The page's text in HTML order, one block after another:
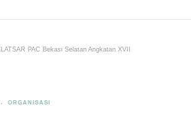
PAC Bekasi Selatan Angkatan XVII
ORGANISASI